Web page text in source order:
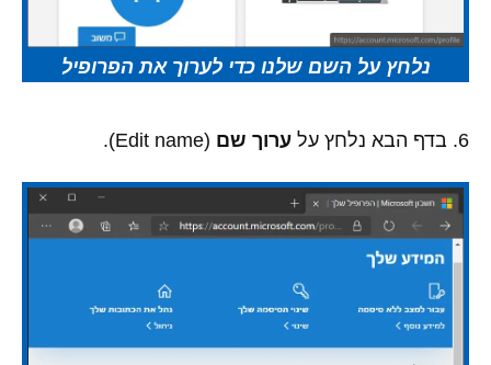
נלחץ על השם שלנו כדי לערוך את הפרופיל
6. בדף הבא נלחץ על ערוך שם (Edit name).